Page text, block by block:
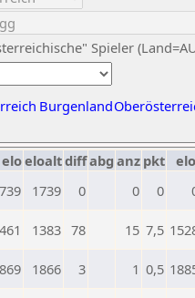
Spieler
Burgenland
eloeloaltdiffabg anz pkt
1739 0 0 0
1383 78 15 7,5
1866 3 1 0,5